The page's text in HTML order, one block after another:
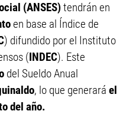
(ANSES)tendrán en
en base al Índice de
) difundido por el Instituto
(INDEC). Este
del Sueldo Anual
, lo que generará el
del año.